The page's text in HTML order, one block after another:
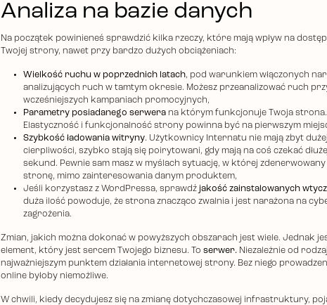
Analiza na bazie danych
Na początek powinieneś sprawdzić kilka rzeczy, które mają wpływ na
Twojej strony, nawet przy bardzo dużych obciążeniach:
Wielkość ruchu w poprzednich latach, pod warunkiem włączonych
analizujących ruch w tamtym okresie. Możesz przeanalizować ruch
wcześniejszych kampaniach promocyjnych,
Parametry posiadanego serwerana którym funkcjonuje Twoja strona.
Elastyczność i funkcjonalność strony powinna być na pierwszym
Szybkość ładowania witryny. Użytkownicy Internatu nie mają zbyt dużej
cierpliwości, szybko stają się poirytowani, gdy mają na coś czekać
sekund. Pewnie sam masz w myślach sytuację, w której zdenerwowany
stronę, mimo zainteresowania danym produktem,
Jeśli korzystasz z WordPressa, sprawdź jakość zainstalowanych
duża ilość powoduje, że strona znacząco zwalnia i jest narażona na
zagrożenia.
Zmian, jakich można dokonać w powyższych obszarach jest wiele. Jednak
element, który jest sercem Twojego biznesu. To serwer. Niezależnie od
najważniejszym punktem działania internetowej strony. Bez niego
online byłoby niemożliwe.
W chwili, kiedy decydujesz się na zmianę dotychczasowej infrastruktury,